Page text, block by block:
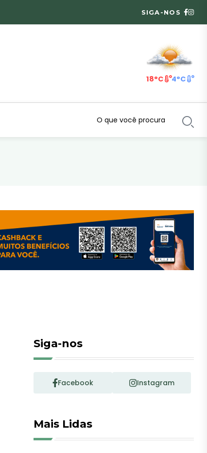
SIGA-NOS
18°C 4°C
Siga-nos
Facebook Instagram
Mais Lidas